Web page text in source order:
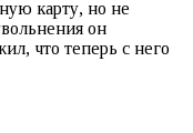
карту, но не
он
что теперь с него